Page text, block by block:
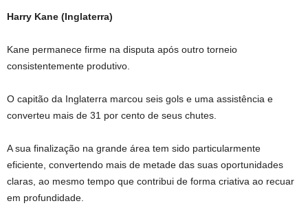
Harry Kane (Inglaterra)
Kane permanece firme na disputa após outro torneio
consistentemente produtivo.
O capitão da Inglaterra marcou seis gols e uma assistência e
converteu mais de 31 por cento de seus chutes.
A sua finalização na grande área tem sido particularmente
eficiente, convertendo mais de metade das suas oportunidades
claras, ao mesmo tempo que contribui de forma criativa ao recuar
em profundidade.